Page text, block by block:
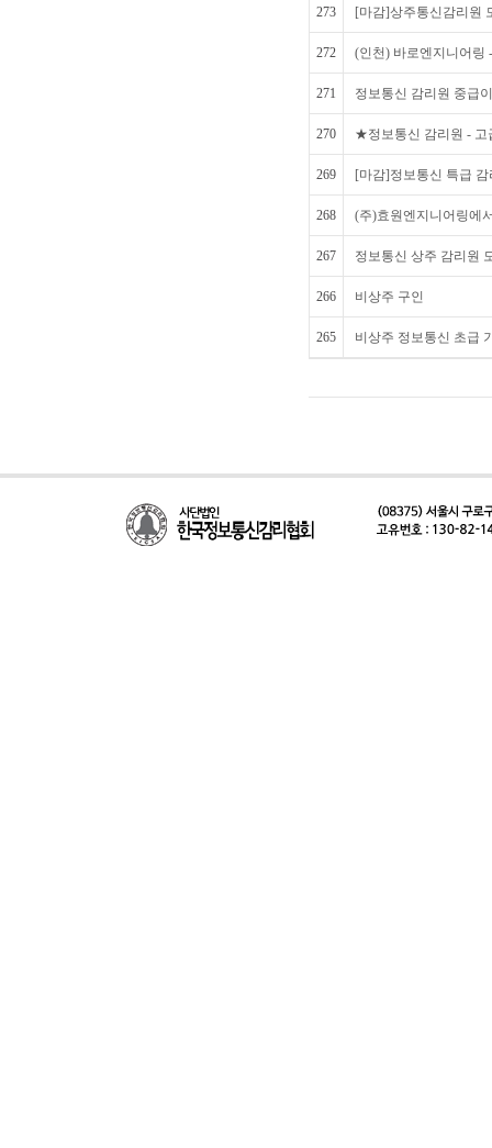
273 [마감]상주통신감리원
272 (인천) 바로엔지니어링
271 정보통신 감리원 중급
270 ★정보통신 감리원 -
269 [마감]정보통신 특급
268 (주)효원엔지니어링에
267 정보통신 상주 감리원
266 비상주 구인
265 비상주 정보통신 초급